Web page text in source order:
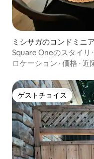
ミシサガのコンドミニ
Square Oneのスタイリ
アム
ロケーション · 価格 · 近
ゲストチョイス
ゲストチョイス